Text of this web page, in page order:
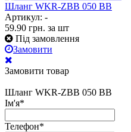
Шланг WKR-ZBB 050 BB
Артикул: -
59.90 грн. за шт
Під замовлення
Замовити
Замовити товар
Шланг WKR-ZBB 050 BB
Ім'я*
Телефон*